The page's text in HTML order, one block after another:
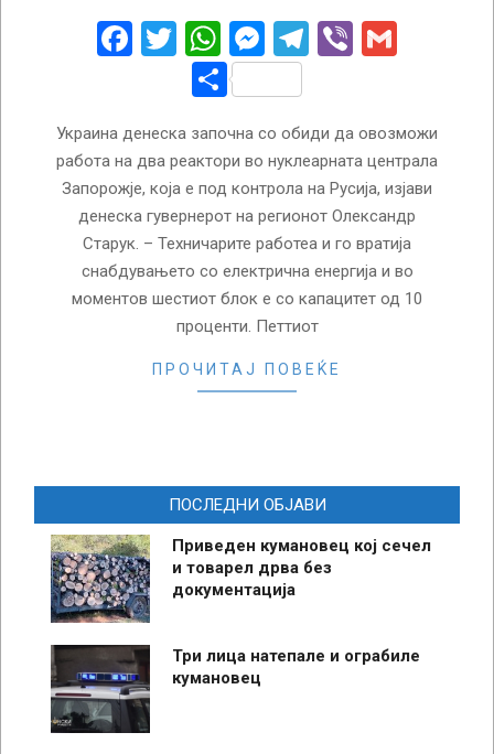
Facebook
Twitter
WhatsApp
Messenger
Telegram
Viber
Share
Украина денеска започна со обиди да овозможи
работа на два реактори во нуклеарната централа
Запорожје, која е под контрола на Русија, изјави
денеска гувернерот на регионот Олександр
Старук. – Техничарите работеа и го вратија
снабдувањето со електрична енергија и во
моментов шестиот блок е со капацитет од 10
проценти. Петтиот
ПРОЧИТАЈ ПОВЕЌЕ
ПОСЛЕДНИ ОБЈАВИ
Приведен кумановец кој сечел
и товарел дрва без
документација
Три лица натепале и ограбиле
кумановец